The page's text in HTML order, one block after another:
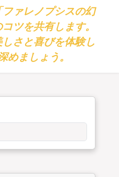
ァレノプシスの幻
ツを共有します。
さと喜びを体験し
めましょう。